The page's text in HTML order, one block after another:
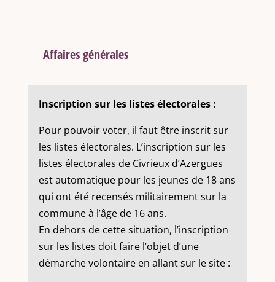
Affaires générales
Inscription sur les listes électorales :
Pour pouvoir voter, il faut être inscrit sur
les listes électorales. L’inscription sur les
listes électorales de Civrieux d’Azergues
est automatique pour les jeunes de 18 ans
qui ont été recensés militairement sur la
commune à l’âge de 16 ans.
En dehors de cette situation, l’inscription
sur les listes doit faire l’objet d’une
démarche volontaire en allant sur le site :